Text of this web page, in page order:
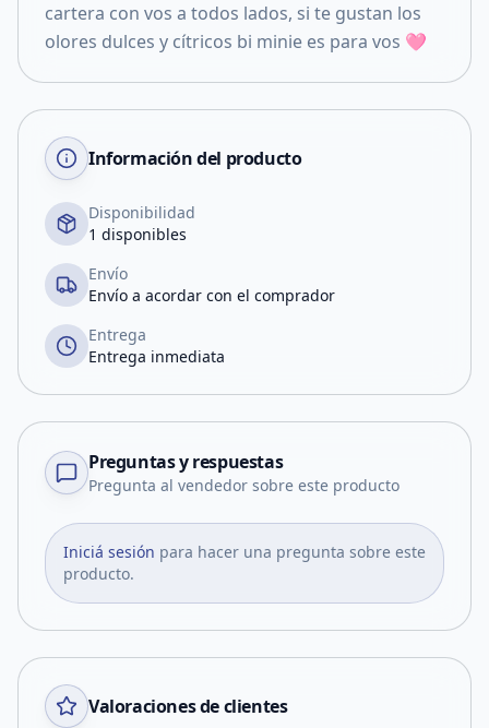
cartera con vos a todos lados, si te gustan los
olores dulces y cítricos bi minie es para vos 🩷
Información del producto
Disponibilidad
1 disponibles
Envío
Envío a acordar con el comprador
Entrega
Entrega inmediata
Preguntas y respuestas
Pregunta al vendedor sobre este producto
Iniciá sesión para hacer una pregunta sobre este
producto.
Valoraciones de clientes